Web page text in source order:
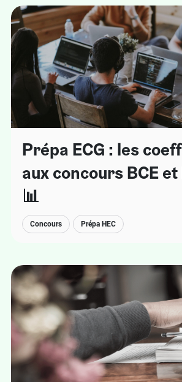
Prépa ECG : les
aux concours BCE
📊
Concours Prépa HEC